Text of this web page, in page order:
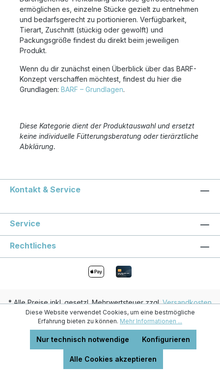
ermöglichen es, einzelne Stücke gezielt zu entnehmen
und bedarfsgerecht zu portionieren. Verfügbarkeit,
Tierart, Zuschnitt (stückig oder gewolft) und
Packungsgröße findest du direkt beim jeweiligen
Produkt.
Wenn du dir zunächst einen Überblick über das BARF-
Konzept verschaffen möchtest, findest du hier die
Grundlagen: BARF – Grundlagen.
Diese Kategorie dient der Produktauswahl und ersetzt
keine individuelle Fütterungsberatung oder tierärztliche
Abklärung.
Kontakt & Service
Service
Rechtliches
* Alle Preise inkl. gesetzl. Mehrwertsteuer zzgl.Versandkosten
und ggf. Nachnahmegebühren, wenn nicht anders angegeben.
BARFbike by Rawmantiker
Diese Website verwendet Cookies, um eine bestmögliche
Erfahrung bieten zu können. Mehr Informationen ...
Nur technisch notwendige Konfigurieren
Alle Cookies akzeptieren